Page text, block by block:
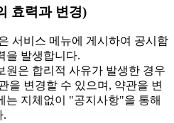
효력과 변경)
서비스 메뉴에 게시하여 공시함
을 발생합니다.
은 합리적 사유가 발생한 경우
을 변경할 수 있으며, 약관을 변
는 지체없이 "공지사항"을 통해
.